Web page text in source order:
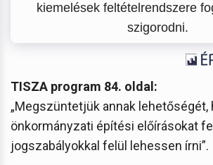
kiemelések feltételrendszere
szigorodni.
TISZA program 84. oldal:
„Megszüntetjük annak lehetőségét,
önkormányzati építési előírásokat
jogszabályokkal felül lehessen írni”.